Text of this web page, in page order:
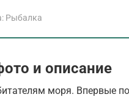
Рыбалка
и описание
моря. Впервые